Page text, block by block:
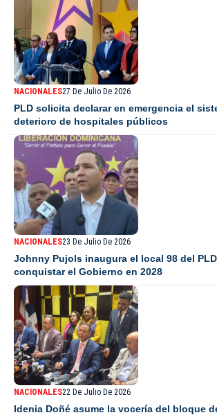
NACIONALES27 De Julio De 2026
PLD solicita declarar en emergencia el
deterioro de hospitales públicos
NACIONALES23 De Julio De 2026
Johnny Pujols inaugura el local 98 del
conquistar el Gobierno en 2028
NACIONALES22 De Julio De 2026
Idenia Doñé asume la vocería del bloque